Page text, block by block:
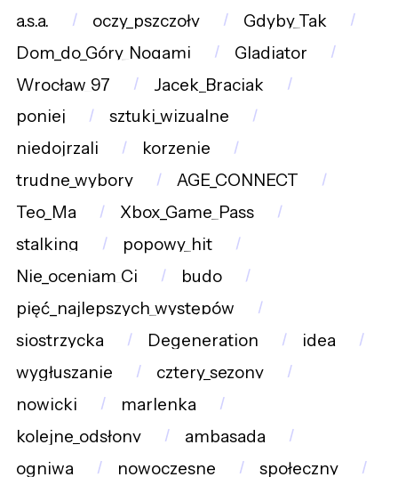
a.s.a.
oczy_pszczoły
Gdyby_Tak
Dom_do_Góry_Nogami
Gladiator
Wrocław_97
Jacek_Braciak
poniej
sztuki_wizualne
niedojrzali
korzenie
trudne_wybory
AGE_CONNECT
Teo_Ma
Xbox_Game_Pass
stalking
popowy_hit
Nie_oceniam_Ci
budo
pięć_najlepszych_występów
siostrzycka
Degeneration
idea
wygłuszanie
cztery_sezony
nowicki
marlenka
kolejne_odsłony
ambasada
ogniwa
nowoczesne
społeczny